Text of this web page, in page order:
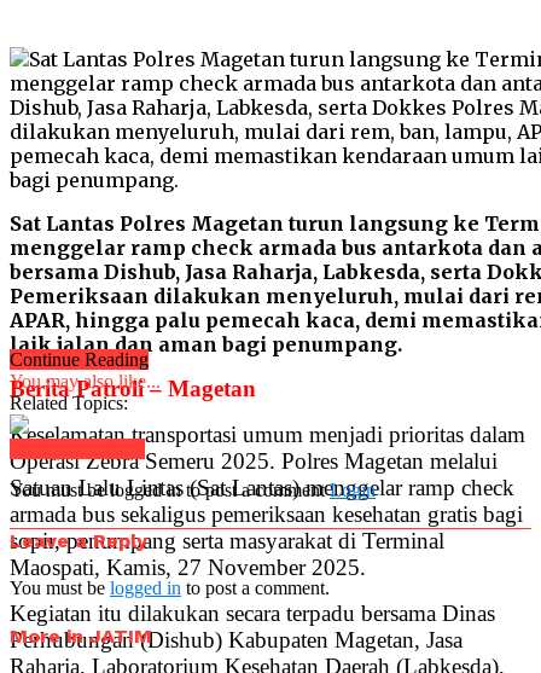
Sat Lantas Polres Magetan turun langsung ke
menggelar ramp check armada bus antarkota dan
bersama Dishub, Jasa Raharja, Labkesda, serta
Pemeriksaan dilakukan menyeluruh, mulai dari
APAR, hingga palu pemecah kaca, demi
laik jalan dan aman bagi penumpang.
Berita Patroli – Magetan
Keselamatan transportasi umum menjadi prioritas dalam
Operasi Zebra Semeru 2025. Polres Magetan melalui
Satuan Lalu Lintas (Sat Lantas) menggelar ramp check
armada bus sekaligus pemeriksaan kesehatan gratis bagi
sopir, penumpang serta masyarakat di Terminal
Maospati, Kamis, 27 November 2025.
Kegiatan itu dilakukan secara terpadu bersama Dinas
Perhubungan (Dishub) Kabupaten Magetan, Jasa
Raharja, Laboratorium Kesehatan Daerah (Labkesda),
Continue Reading
You may also like...
Related Topics:
You must be logged in to post a commentLogin
Leave a Reply
You must be logged in to post a comment.
More in JATIM